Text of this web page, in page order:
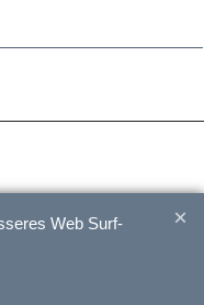
Web Surf-